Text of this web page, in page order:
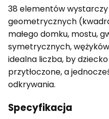
38 elementów
geometrycznych
małego domku, mostu,
symetrycznych,
idealna liczba, by
przytłoczone, a
odkrywania.
Specyfikacja